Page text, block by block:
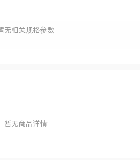
无相关规格参数
暂无商品详情